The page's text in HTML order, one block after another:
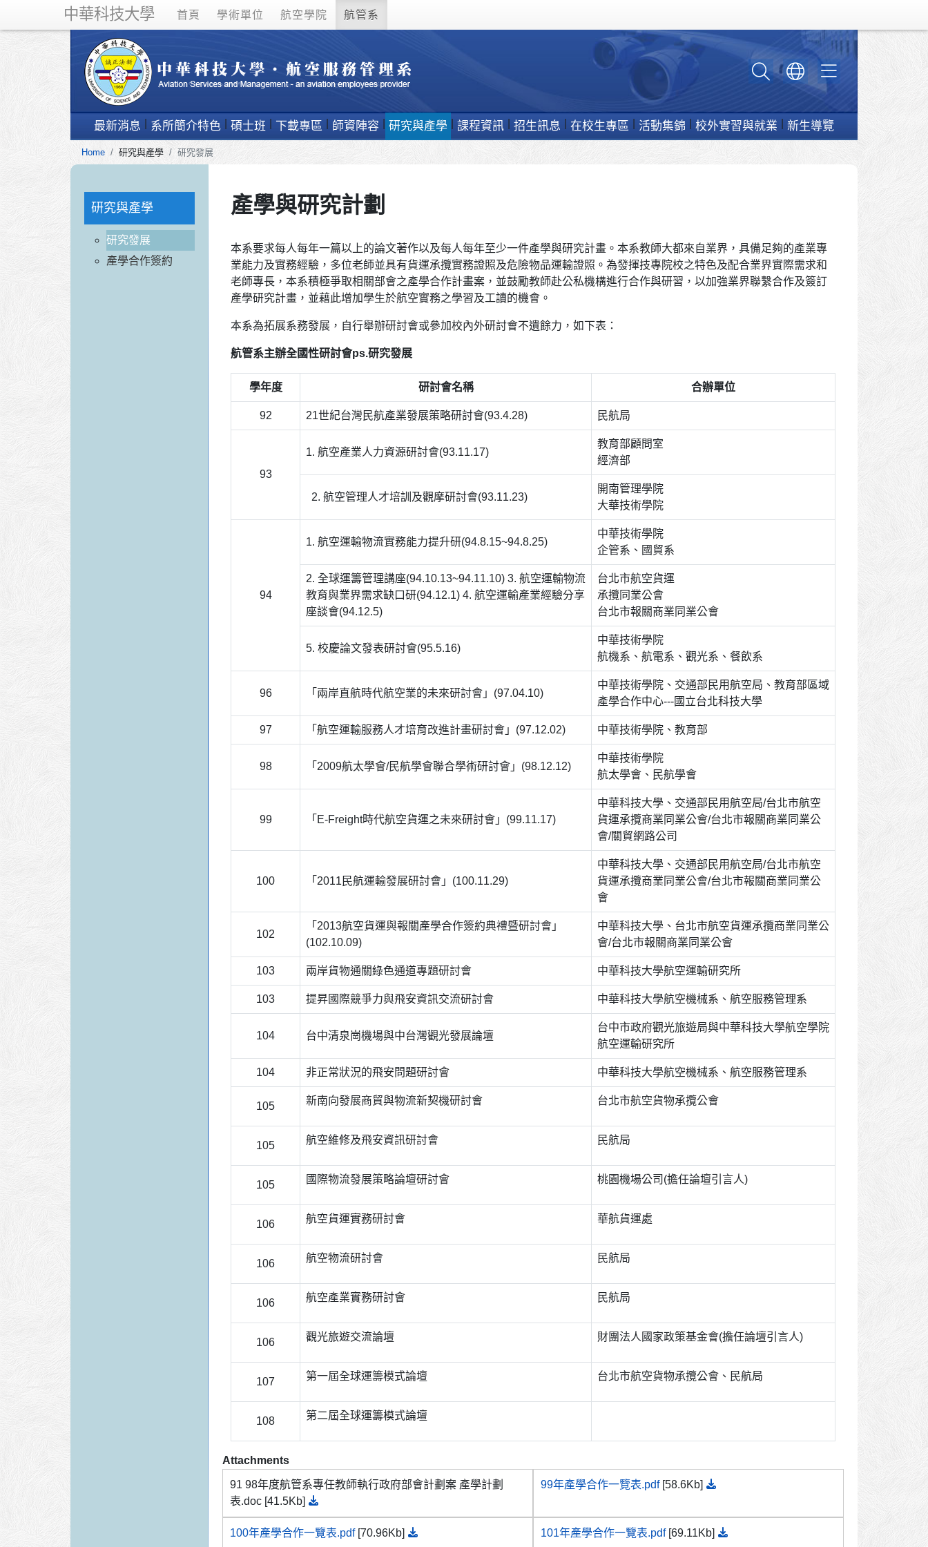
中華科技大學 首頁 學術單位 航空學院 航管系
最新消息 系所簡介特色 碩士班 下載專區 師資陣容 研究與產學 課程資訊 招生訊息 在校生專區 活動集錦 校外實習與就業 新生導覽
Home 研究與產學 研究發展
研究與產學
研究發展
產學合作簽約
產學與研究計劃
本系要求每人每年一篇以上的論文著作以及每人每年至少一件產學與研究計畫。本系教師大都來自業界，具備足夠的產業專
業能力及實務經驗，多位老師並具有貨運承攬實務證照及危險物品運輸證照。為發揮技專院校之特色及配合業界實際需求和
老師專長，本系積極爭取相關部會之產學合作計畫案，並鼓勵教師赴公私機構進行合作與研習，以加強業界聯繫合作及簽訂
產學研究計畫，並藉此增加學生於航空實務之學習及工讀的機會。
本系為拓展系務發展，自行舉辦研討會或參加校內外研討會不遺餘力，如下表：
航管系主辦全國性研討會ps.研究發展
學年度 研討會名稱 合辦單位
92 21世紀台灣民航產業發展策略研討會(93.4.28) 民航局
93
1. 航空產業人力資源研討會(93.11.17)
教育部顧問室
經濟部
2. 航空管理人才培訓及觀摩研討會(93.11.23)
開南管理學院
大華技術學院
94
1. 航空運輸物流實務能力提升研(94.8.15~94.8.25)
中華技術學院
企管系、國貿系
2. 全球運籌管理講座(94.10.13~94.11.10) 3. 航空運輸物流
教育與業界需求缺口研(94.12.1) 4. 航空運輸產業經驗分享
座談會(94.12.5)
台北市航空貨運
承攬同業公會
台北市報關商業同業公會
5. 校慶論文發表研討會(95.5.16)
中華技術學院
航機系、航電系、觀光系、餐飲系
96 「兩岸直航時代航空業的未來研討會」(97.04.10)
中華技術學院、交通部民用航空局、教育部區域
產學合作中心---國立台北科技大學
97 「航空運輸服務人才培育改進計畫研討會」(97.12.02) 中華技術學院、教育部
98 「2009航太學會/民航學會聯合學術研討會」(98.12.12)
中華技術學院
航太學會、民航學會
99 「E-Freight時代航空貨運之未來研討會」(99.11.17)
中華科技大學、交通部民用航空局/台北市航空
貨運承攬商業同業公會/台北市報關商業同業公
會/關貿網路公司
100 「2011民航運輸發展研討會」(100.11.29)
中華科技大學、交通部民用航空局/台北市航空
貨運承攬商業同業公會/台北市報關商業同業公
會
102
「2013航空貨運與報關產學合作簽約典禮暨研討會」
(102.10.09)
中華科技大學、台北市航空貨運承攬商業同業公
會/台北市報關商業同業公會
103 兩岸貨物通關綠色通道專題研討會 中華科技大學航空運輸研究所
103 提昇國際競爭力與飛安資訊交流研討會 中華科技大學航空機械系、航空服務管理系
104 台中清泉崗機場與中台灣觀光發展論壇
台中市政府觀光旅遊局與中華科技大學航空學院
航空運輸研究所
104 非正常狀況的飛安問題研討會 中華科技大學航空機械系、航空服務管理系
105 新南向發展商貿與物流新契機研討會 台北市航空貨物承攬公會
105 航空維修及飛安資訊研討會 民航局
105 國際物流發展策略論壇研討會 桃園機場公司(擔任論壇引言人)
106 航空貨運實務研討會 華航貨運處
106 航空物流研討會 民航局
106 航空產業實務研討會 民航局
106 觀光旅遊交流論壇 財團法人國家政策基金會(擔任論壇引言人)
107 第一屆全球運籌模式論壇 台北市航空貨物承攬公會、民航局
108 第二屆全球運籌模式論壇
Attachments
91 98年度航管系專任教師執行政府部會計劃案 產學計劃
表.doc [41.5Kb]
99年產學合作一覽表.pdf [58.6Kb]
100年產學合作一覽表.pdf [70.96Kb] 101年產學合作一覽表.pdf [69.11Kb]